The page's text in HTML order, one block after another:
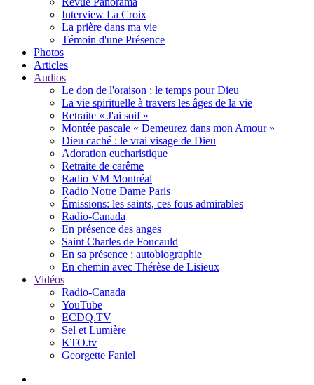
Interview La Croix
La prière dans ma vie
Témoin d'une Présence
Photos
Articles
Audios
Le don de l'oraison : le temps pour Dieu
La vie spirituelle à travers les âges de la vie
Retraite « J'ai soif »
Montée pascale « Demeurez dans mon Amour »
Dieu caché : le vrai visage de Dieu
Adoration eucharistique
Retraite de carême
Radio VM Montréal
Radio Notre Dame Paris
Émissions: les saints, ces fous admirables
Radio-Canada
En présence des anges
Saint Charles de Foucauld
En sa présence : autobiographie
En chemin avec Thérèse de Lisieux
Vidéos
Radio-Canada
YouTube
ECDQ.TV
Sel et Lumière
KTO.tv
Georgette Faniel